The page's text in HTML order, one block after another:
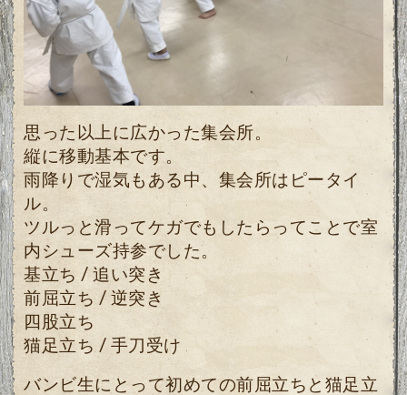
思った以上に広かった集会所。
縦に移動基本です。
雨降りで湿気もある中、集会所はピータイ
ル。
ツルっと滑ってケガでもしたらってことで室
内シューズ持参でした。
基立ち / 追い突き
前屈立ち / 逆突き
四股立ち
猫足立ち / 手刀受け
バンビ生にとって初めての前屈立ちと猫足立